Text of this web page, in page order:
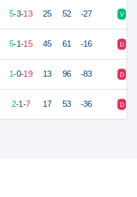
5-3-13 25 52 -27 V
5-1-15 45 61 -16 D
1-0-19 13 96 -83 D
2-1-7 17 53 -36 D